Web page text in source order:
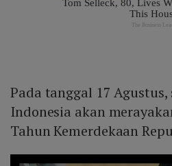
Pada tanggal 17
Indonesia akan
Tahun Kemerdekaan